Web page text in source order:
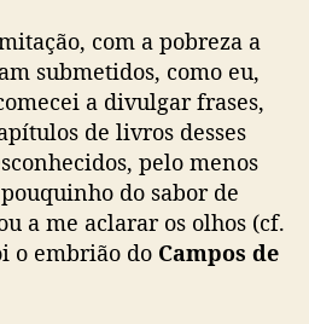
com a pobreza a
submetidos, como eu,
a divulgar frases,
de livros desses
pelo menos
do sabor de
a me aclarar os olhos (cf.
o embrião do Campos de